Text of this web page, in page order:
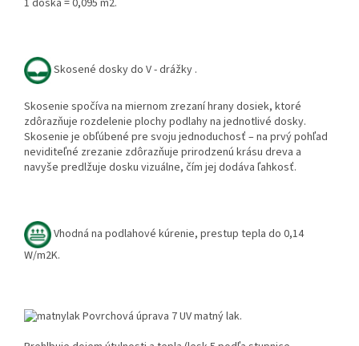
Skosené dosky do V - drážky .
Skosenie spočíva na miernom zrezaní hrany dosiek, ktoré
zdôrazňuje rozdelenie plochy podlahy na jednotlivé dosky.
Skosenie je obľúbené pre svoju jednoduchosť – na prvý pohľad
neviditeľné zrezanie zdôrazňuje prirodzenú krásu dreva a
navyše predlžuje dosku vizuálne, čím jej dodáva ľahkosť.
Vhodná na podlahové kúrenie, prestup tepla do 0,14
W/m2K.
Povrchová úprava 7 UV matný lak.